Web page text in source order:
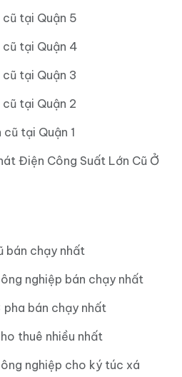
tại Quận 5
tại Quận 4
tại Quận 3
tại Quận 2
tại Quận 1
Điện Công Suất Lớn Cũ Ở
bán chạy nhất
nghiệp bán chạy nhất
pha bán chạy nhất
thuê nhiều nhất
nghiệp cho ký túc xá